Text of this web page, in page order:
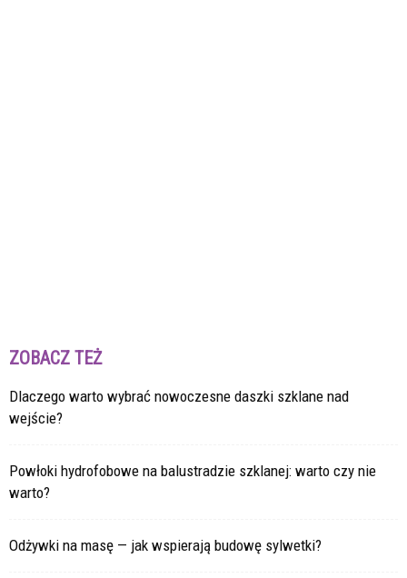
ZOBACZ TEŻ
Dlaczego warto wybrać nowoczesne daszki szklane nad
wejście?
Powłoki hydrofobowe na balustradzie szklanej: warto czy nie
warto?
Odżywki na masę — jak wspierają budowę sylwetki?